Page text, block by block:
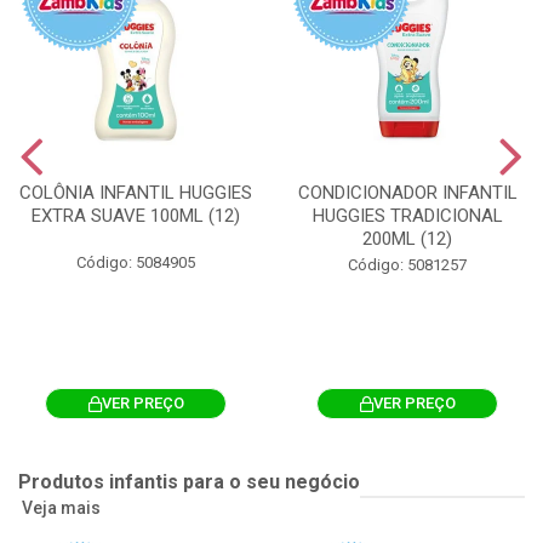
COLÔNIA INFANTIL HUGGIES
EXTRA SUAVE 100ML (12)
Código: 5084905
VER PREÇO
CONDICIONADOR INFANTIL
HUGGIES TRADICIONAL
200ML (12)
Código: 5081257
VER PREÇO
Produtos infantis para o seu negócio
Veja mais